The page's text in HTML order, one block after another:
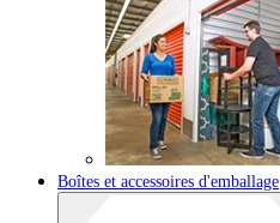
Boîtes et accessoires d'emballage